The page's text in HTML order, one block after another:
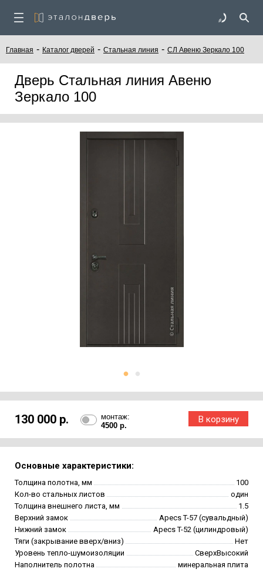
Главная - Каталог дверей - Стальная линия - СЛ Авеню Зеркало 100
Дверь Стальная линия Авеню
Зеркало 100
130 000 р.
монтаж:
4500 р.
Основные характеристики:
Толщина полотна, мм
100
Кол-во стальных листов
один
Толщина внешнего листа, мм
1.5
Верхний замок
Apecs T-57 (сувальдный)
Нижний замок
Apecs T-52 (цилиндровый)
Тяги (закрывание вверх/вниз)
Нет
Уровень тепло-шумоизоляции
СверхВысокий
Наполнитель полотна
минеральная плита